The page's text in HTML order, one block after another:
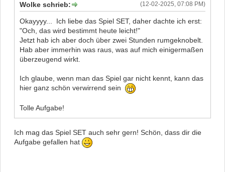
(12-02-2025, 07:08 PM)
Wolke schrieb:
Okayyyy... Ich liebe das Spiel SET, daher dachte ich erst:
"Och, das wird bestimmt heute leicht!"
Jetzt hab ich aber doch über zwei Stunden rumgeknobelt.
Hab aber immerhin was raus, was auf mich einigermaßen
überzeugend wirkt.
Ich glaube, wenn man das Spiel gar nicht kennt, kann das
hier ganz schön verwirrend sein
Tolle Aufgabe!
Ich mag das Spiel SET auch sehr gern! Schön, dass dir die
Aufgabe gefallen hat